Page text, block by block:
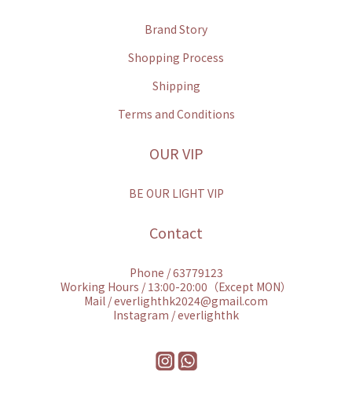
Brand Story
Shopping Process
Shipping
Terms and Conditions
OUR VIP
BE OUR LIGHT VIP
Contact
Phone / 63779123
Working Hours / 13:00-20:00（Except MON）
Mail / everlighthk2024@gmail.com
Instagram / everlighthk